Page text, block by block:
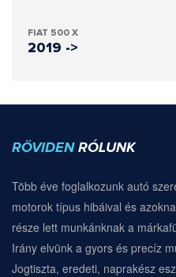
FIAT 500 X
2019 ->
RÖVIDEN RÓLUNK
Több éve foglalkozunk autó
motorok típus hibáival és
része lett munkánknak a
Irány elvünk a gyors és precíz
Jogtiszta, eredeti, naprakész